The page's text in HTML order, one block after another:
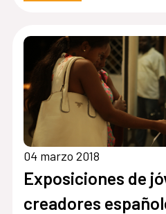
04 marzo 2018
Exposiciones de
creadores